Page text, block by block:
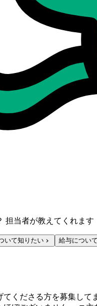
担当者が教えてくれます
いて知りたい 給与につい
くださる方を募集し